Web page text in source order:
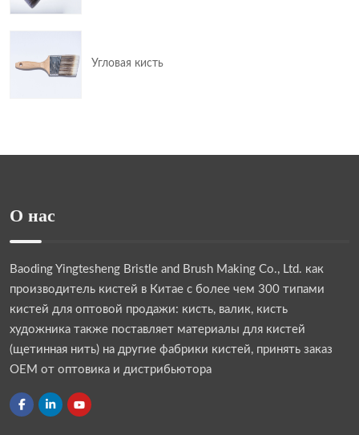
Угловая кисть
О нас
Baoding Yingtesheng Bristle and Brush Making Co., Ltd. как
производитель кистей в Китае с более чем 300 типами
кистей для оптовой продажи: кисть, валик, кисть
художника также поставляет материалы для кистей
(щетинная нить) на другие фабрики кистей, принять заказ
OEM от оптовика и дистрибьютора